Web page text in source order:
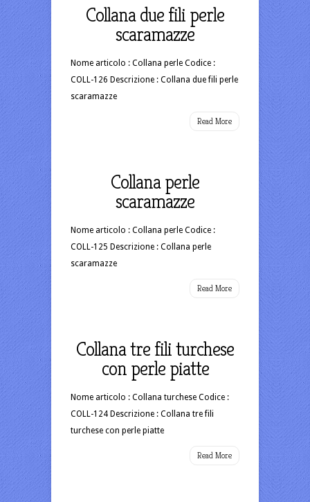
Collana due fili perle
scaramazze
Nome articolo : Collana perle Codice :
COLL-126 Descrizione : Collana due fili perle
scaramazze
Read More
Collana perle
scaramazze
Nome articolo : Collana perle Codice :
COLL-125 Descrizione : Collana perle
scaramazze
Read More
Collana tre fili turchese
con perle piatte
Nome articolo : Collana turchese Codice :
COLL-124 Descrizione : Collana tre fili
turchese con perle piatte
Read More